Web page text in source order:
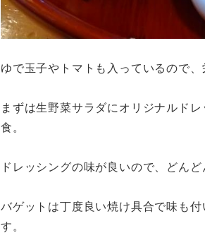
ゆで玉子やトマトも入っているので
まずは生野菜サラダにオリジナルド
食。
ドレッシングの味が良いので、どんど
バゲットは丁度良い焼け具合で味も
す。